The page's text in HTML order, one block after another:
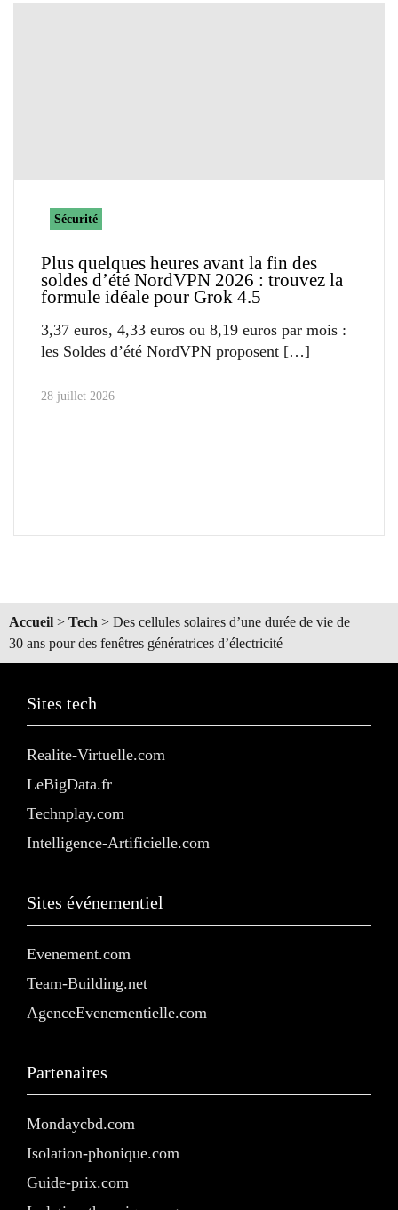
Sécurité
Plus quelques heures avant la fin des
soldes d’été NordVPN 2026 : trouvez la
formule idéale pour Grok 4.5
3,37 euros, 4,33 euros ou 8,19 euros par mois :
les Soldes d’été NordVPN proposent
28 juillet 2026
Accueil > Tech > Des cellules solaires d’une durée de vie de
30 ans pour des fenêtres génératrices d’électricité
Sites tech
Realite-Virtuelle.com
LeBigData.fr
Technplay.com
Intelligence-Artificielle.com
Sites événementiel
Evenement.com
Team-Building.net
AgenceEvenementielle.com
Partenaires
Mondaycbd.com
Isolation-phonique.com
Guide-prix.com